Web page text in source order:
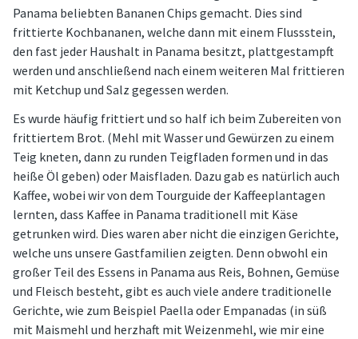
Panama beliebten Bananen Chips gemacht. Dies sind
frittierte Kochbananen, welche dann mit einem Flussstein,
den fast jeder Haushalt in Panama besitzt, plattgestampft
werden und anschließend nach einem weiteren Mal frittieren
mit Ketchup und Salz gegessen werden.
Es wurde häufig frittiert und so half ich beim Zubereiten von
frittiertem Brot. (Mehl mit Wasser und Gewürzen zu einem
Teig kneten, dann zu runden Teigfladen formen und in das
heiße Öl geben) oder Maisfladen. Dazu gab es natürlich auch
Kaffee, wobei wir von dem Tourguide der Kaffeeplantagen
lernten, dass Kaffee in Panama traditionell mit Käse
getrunken wird. Dies waren aber nicht die einzigen Gerichte,
welche uns unsere Gastfamilien zeigten. Denn obwohl ein
großer Teil des Essens in Panama aus Reis, Bohnen, Gemüse
und Fleisch besteht, gibt es auch viele andere traditionelle
Gerichte, wie zum Beispiel Paella oder Empanadas (in süß
mit Maismehl und herzhaft mit Weizenmehl, wie mir eine